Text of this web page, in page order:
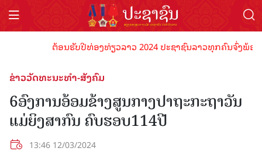
ຕ້ອນຮັບປີທ່ອງທ່ຽວລາວ 2024 ປະຊາຊົນລາວທຸກຄົນຈົ່ງພ້ອມ
ຂ່າວວັດທະນະທຳ-ສັງຄົມ
6ອົງການອ້ອມຂ້າງສູນກາງປາຖະກະຖາວັນ
ແມ່ຍິງສາກົນ ຄົບຮອບ114ປີ
13:46 12/03/2024